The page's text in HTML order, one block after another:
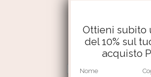
Termini e condizioni
Resi e rimborsi
Privacy Policy
Cookie Policy
Ottieni subito
del 10% sul
acquisto